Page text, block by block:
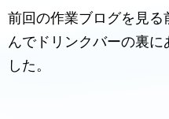
前回の作業ブログを見る
んでドリンクバーの裏
した。